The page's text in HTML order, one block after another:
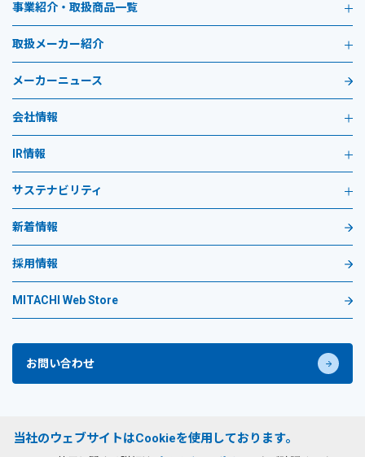
事業紹介・取扱商品一覧
取扱メーカー紹介
メーカーニュース
会社情報
IR情報
サステナビリティ
新着情報
採用情報
MITACHI Web Store
お問い合わせ
サイトのご利用条件
当社のウェブサイトはCookieを使用しております。